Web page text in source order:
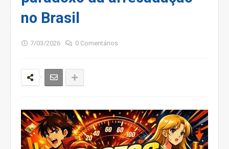
no Brasil
7/03/2026 0 Comentários